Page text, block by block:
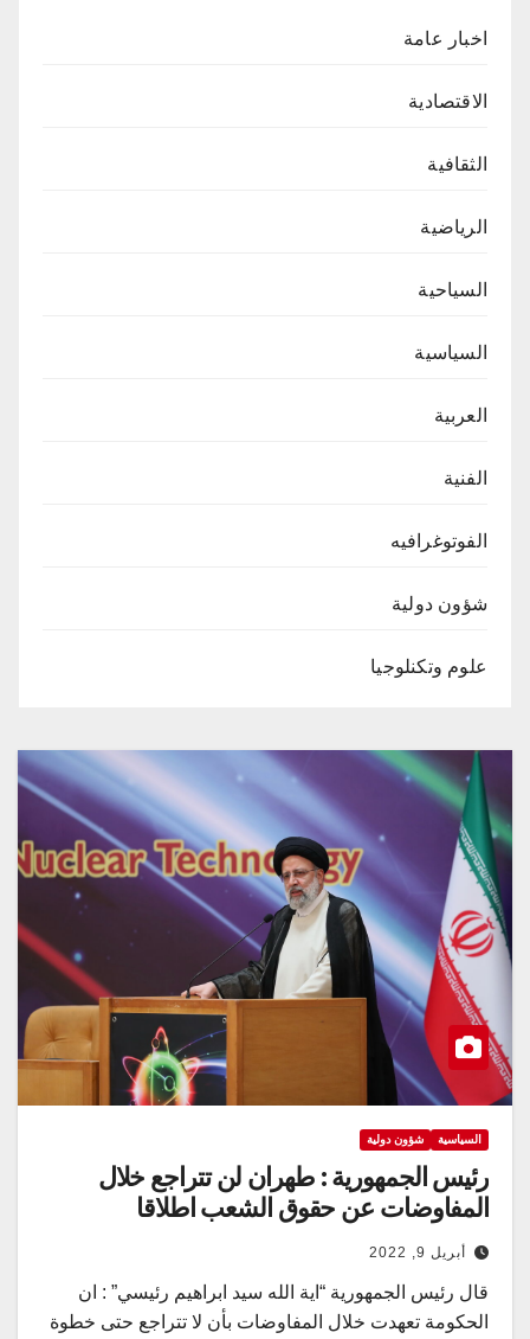
اخبار عامة
الاقتصادية
الثقافية
الرياضية
السياحية
السياسية
العربية
الفنية
الفوتوغرافيه
شؤون دولية
علوم وتكنلوجيا
السياسية شؤون دولية
رئيس الجمهورية : طهران لن تتراجع خلال
المفاوضات عن حقوق الشعب اطلاقا
أبريل 9, 2022
قال رئيس الجمهورية “اية الله سيد ابراهيم رئيسي” : ان
الحكومة تعهدت خلال المفاوضات بأن لا تتراجع حتى خطوة